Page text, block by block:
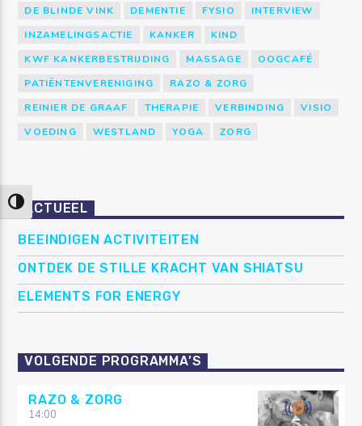
Keuze voor hoog contrast
DE BLINDE VINK
DEMENTIE FYSIO
INTERVIEW
INZAMELINGSACTIE
KANKER
KIND
KWF KANKERBESTRIJDING
MASSAGE
OOGCAFÉ
PATIËNTENVERENIGING
RAZO & ZORG
REINIER DE GRAAF
THERAPIE VERBINDING
VISIO
VOEDING
WESTLAND YOGA ZORG
ACTUEEL
BEEINDIGEN ACTIVITEITEN
ONTDEK DE STILLE KRACHT VAN SHIATSU
ELEMENTS FOR ENERGY
VOLGENDE PROGRAMMA’S
RAZO & ZORG
14:00